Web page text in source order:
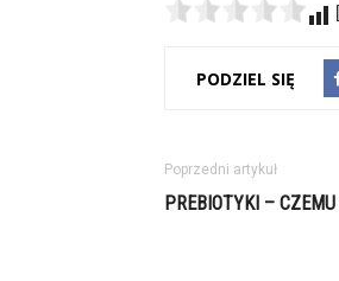
PODZIEL SIĘ
Poprzedni artykuł
PREBIOTYKI –